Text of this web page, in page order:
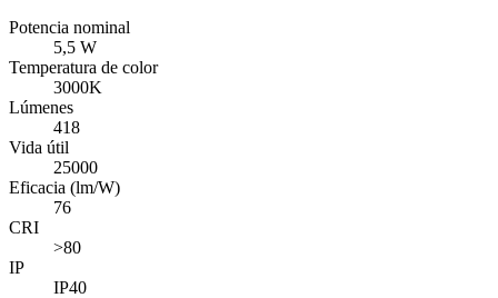
Potencia nominal
5,5 W
Temperatura de color
3000K
Lúmenes
418
Vida útil
25000
Eficacia (lm/W)
76
CRI
>80
IP
IP40